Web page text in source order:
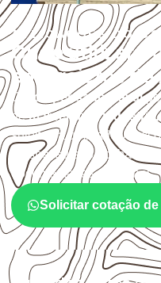
APLICAÇÕES DO
Onde utilizar
em projetos de
O Compensado Naval
demarcenaria,
sujeitos à umidade. A
a espessura, o
documentadas do painel.
Solicitar cotação